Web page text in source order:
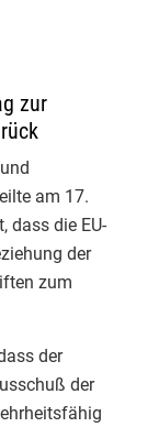
zur
am 17.
dass die EU-
der
zum
der
der